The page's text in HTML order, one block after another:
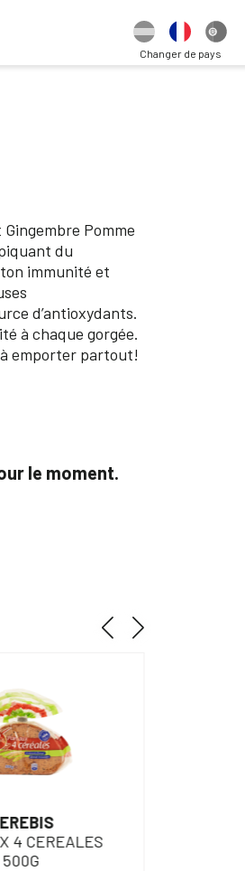
Changer de pays
Pomme
du
immunité et
d’antioxydants.
à chaque gorgée.
emporter partout!
le moment.
4 CEREALES
500G